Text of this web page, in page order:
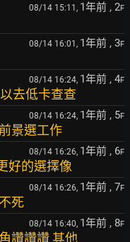
08/14 15:11, 1年前 , 2F
08/14 16:01, 1年前 , 3F
08/14 16:24, 1年前 , 4F
去低卡查查
08/14 16:24, 1年前 , 5F
景選工作
08/14 16:26, 1年前 , 6F
好的選擇像
08/14 16:26, 1年前 , 7F
死
08/14 16:40, 1年前 , 8F
讚讚讚 其他